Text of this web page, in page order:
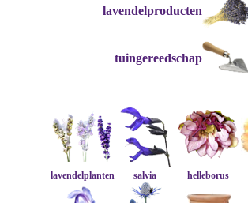
lavendelproducten
tuingereedschap
lavendelplanten salvia helleborus